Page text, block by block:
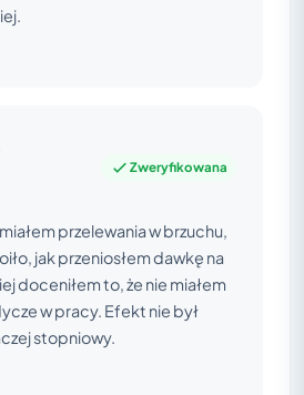
Zweryfikowana
przelewania w brzuchu,
jak przeniosłem dawkę na
doceniłem to, że nie miałem
w pracy. Efekt nie był
stopniowy.